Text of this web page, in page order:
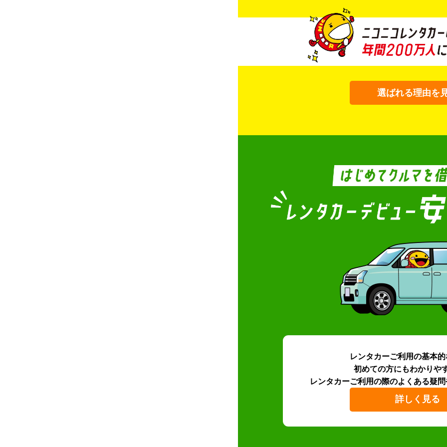
選ばれる理由を
レンタカーご利用の基本
初めての方にもわかりや
レンタカーご利用の際のよくある疑問
詳しく見る